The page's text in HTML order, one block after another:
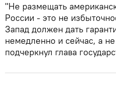
"Не размещать
России - это не
Запад должен дать
немедленно и сейчас, а
подчеркнул глава